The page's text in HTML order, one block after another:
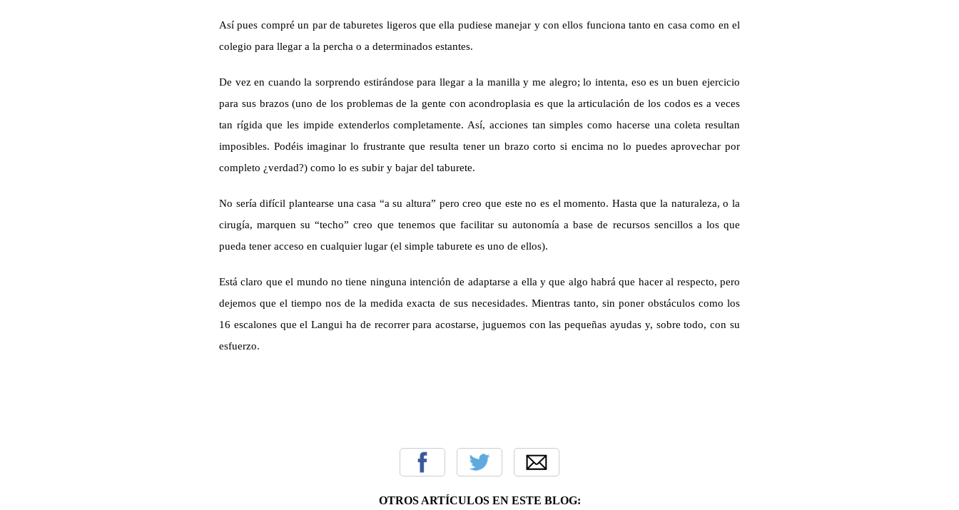
Así pues compré un par de taburetes ligeros que ella pudiese manejar y con ellos funciona tanto en casa como en el
colegio para llegar a la percha o a determinados estantes.
De vez en cuando la sorprendo estirándose para llegar a la manilla y me alegro; lo intenta, eso es un buen ejercicio
para sus brazos (uno de los problemas de la gente con acondroplasia es que la articulación de los codos es a veces
tan rígida que les impide extenderlos completamente. Así, acciones tan simples como hacerse una coleta resultan
imposibles. Podéis imaginar lo frustrante que resulta tener un brazo corto si encima no lo puedes aprovechar por
completo ¿verdad?) como lo es subir y bajar del taburete.
No sería difícil plantearse una casa “a su altura” pero creo que este no es el momento. Hasta que la naturaleza, o la
cirugía, marquen su “techo” creo que tenemos que facilitar su autonomía a base de recursos sencillos a los que
pueda tener acceso en cualquier lugar (el simple taburete es uno de ellos).
Está claro que el mundo no tiene ninguna intención de adaptarse a ella y que algo habrá que hacer al respecto, pero
dejemos que el tiempo nos de la medida exacta de sus necesidades. Mientras tanto, sin poner obstáculos como los
16 escalones que el Langui ha de recorrer para acostarse, juguemos con las pequeñas ayudas y, sobre todo, con su
esfuerzo.
OTROS ARTÍCULOS EN ESTE BLOG: